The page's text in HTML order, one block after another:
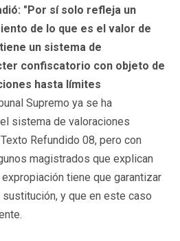
"Por sí solo refleja un
de lo que es el valor de
un sistema de
confiscatorio con objeto de
hasta límites
Supremo ya se ha
sistema de valoraciones
Refundido 08, pero con
magistrados que explican
tiene que garantizar
y que en este caso